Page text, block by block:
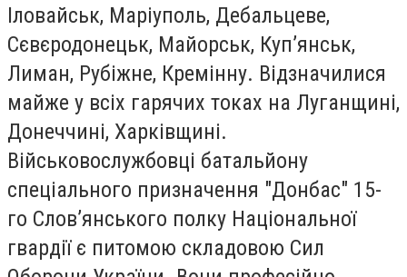
Іловайськ, Маріуполь, Дебальцеве,
Сєвєродонецьк, Майорськ, Куп’янськ,
Лиман, Рубіжне, Кремінну. Відзначилися
майже у всіх гарячих токах на Луганщині,
Донеччині, Харківщині.
Військовослужбовці батальйону
спеціального призначення "Донбас" 15-
го Слов’янського полку Національної
гвардії є питомою складовою Сил